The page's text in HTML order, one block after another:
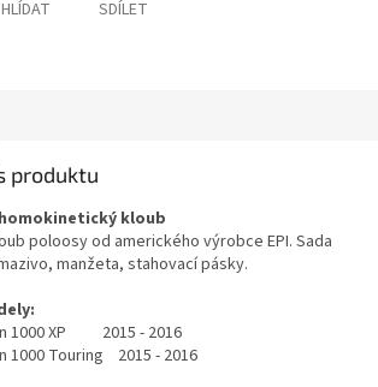
HLÍDAT SDÍLET
produktu
kloub
poloosy od amerického výrobce EPI. Sada
manžeta, stahovací pásky.
1000 XP 2015 - 2016
1000 Touring 2015 - 2016